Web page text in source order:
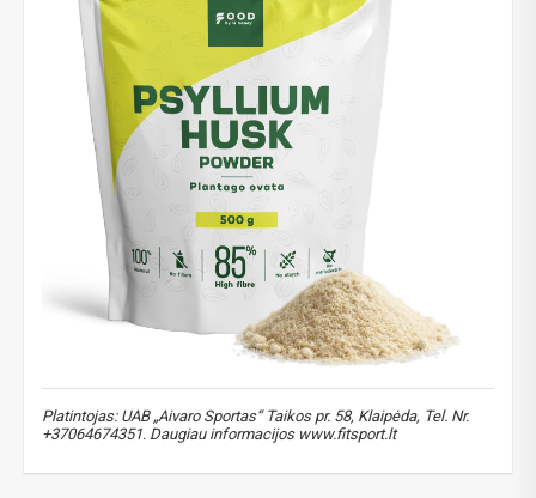
Platintojas: UAB „Aivaro Sportas“ Taikos pr. 58, Klaipėda, Tel. Nr.
+37064674351. Daugiau informacijos www.fitsport.lt